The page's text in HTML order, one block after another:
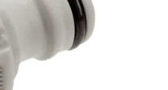
Favoriten
hinzufügen